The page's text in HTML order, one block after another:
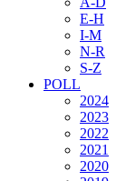
E-H
I-M
N-R
S-Z
POLL
2024
2023
2022
2021
2020